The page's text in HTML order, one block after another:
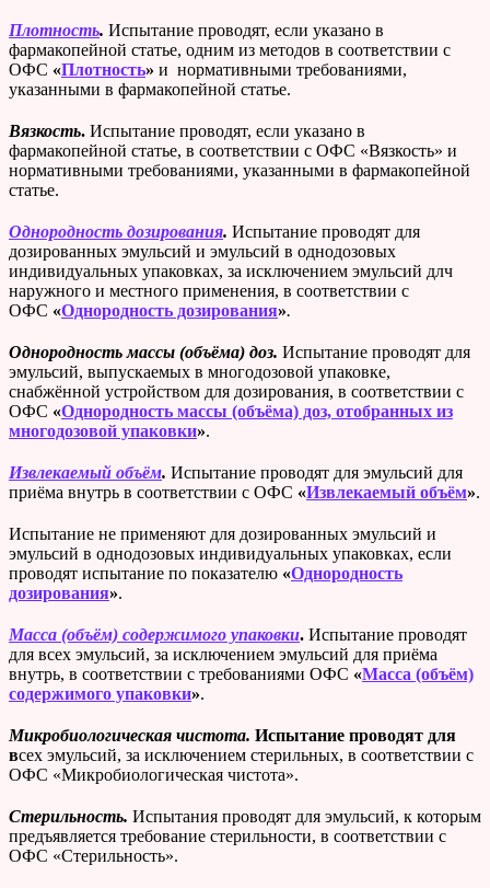
Плотность. Испытание проводят, если указано в
фармакопейной статье, одним из методов в соответствии с
ОФС «Плотность» и нормативными требованиями,
указанными в фармакопейной статье.
Вязкость. Испытание проводят, если указано в
фармакопейной статье, в соответствии с ОФС «Вязкость» и
нормативными требованиями, указанными в фармакопейной
статье.
Однородность дозирования. Испытание проводят для
дозированных эмульсий и эмульсий в однодозовых
индивидуальных упаковках, за исключением эмульсий длч
наружного и местного применения, в соответствии с
ОФС «Однородность дозирования».
Однородность массы (объёма) доз. Испытание проводят для
эмульсий, выпускаемых в многодозовой упаковке,
снабжённой устройством для дозирования, в соответствии с
ОФС «Однородность массы (объёма) доз, отобранных из
многодозовой упаковки».
Извлекаемый объём. Испытание проводят для эмульсий для
приёма внутрь в соответствии с ОФС «Извлекаемый объём».
Испытание не применяют для дозированных эмульсий и
эмульсий в однодозовых индивидуальных упаковках, если
проводят испытание по показателю «Однородность
дозирования».
Масса (объём) содержимого упаковки. Испытание проводят
для всех эмульсий, за исключением эмульсий для приёма
внутрь, в соответствии с требованиями ОФС «Масса (объём)
содержимого упаковки».
Микробиологическая чистота. Испытание проводят для
всех эмульсий, за исключением стерильных, в соответствии с
ОФС «Микробиологическая чистота».
Стерильность. Испытания проводят для эмульсий, к которым
предъявляется требование стерильности, в соответствии с
ОФС «Стерильность».